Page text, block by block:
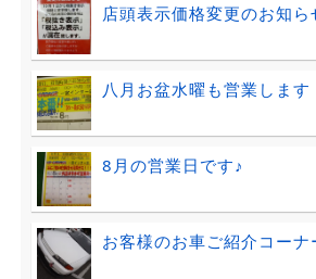
店頭表示価格変更のお知ら
八月お盆水曜も営業します
8月の営業日です♪
お客様のお車ご紹介コー